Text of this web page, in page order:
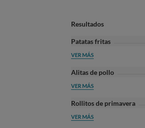
Resultados
Patatas fritas
VER MÁS
Alitas de pollo
VER MÁS
Rollitos de primavera
VER MÁS